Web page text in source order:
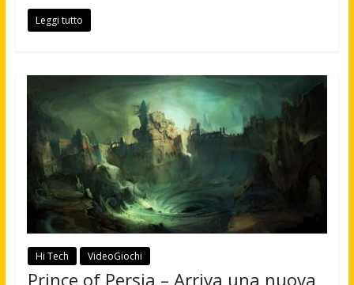
Leggi tutto
Hi Tech VideoGiochi
Prince of Persia – Arriva una nuova